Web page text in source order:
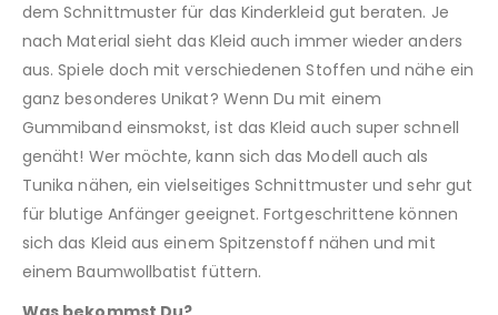
dem Schnittmuster für das Kinderkleid gut beraten. Je
nach Material sieht das Kleid auch immer wieder anders
aus. Spiele doch mit verschiedenen Stoffen und nähe ein
ganz besonderes Unikat? Wenn Du mit einem
Gummiband einsmokst, ist das Kleid auch super schnell
genäht! Wer möchte, kann sich das Modell auch als
Tunika nähen, ein vielseitiges Schnittmuster und sehr gut
für blutige Anfänger geeignet. Fortgeschrittene können
sich das Kleid aus einem Spitzenstoff nähen und mit
einem Baumwollbatist füttern.